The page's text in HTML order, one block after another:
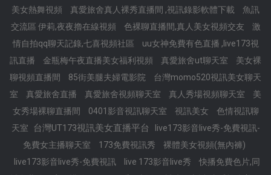
美女熱舞視頻
真愛旅舍真人裸秀直播間 ,視訊錄影軟體下載
魚訊
交流區 伊莉,夜夜擼在線視頻
色裸聊直播間,真人美女視頻交友
激
情自拍qq聊天記錄,七喜視頻社區
uu女神免費有色直播 ,live173視
訊直播
金瓶梅午夜直播美女福利視頻 真愛旅舍ut聊天室
美女裸
聊視頻直播間
85街美腿夫婦電影院
台灣momo520視訊美女聊天
室
真愛旅舍直播 真愛旅舍視頻聊天室 真人秀場視頻聊天室
美
女秀場裸聊直播間
0401影音視訊聊天室 視訊美女
色情視訊聊
天室
台灣UT173視訊美女直播平台
live173影音live秀-免費視訊-
免費女主播聊天室
173免費視訊秀
裸體美女視頻(無內褲)
live173影音live秀-免費視訊
live 173影音live秀
快播免費色片,同